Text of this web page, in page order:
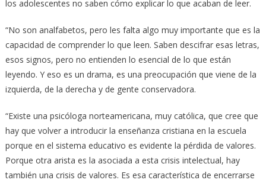
los adolescentes no saben cómo explicar lo que acaban de leer.
“No son analfabetos, pero les falta algo muy importante que es la
capacidad de comprender lo que leen. Saben descifrar esas letras,
esos signos, pero no entienden lo esencial de lo que están
leyendo. Y eso es un drama, es una preocupación que viene de la
izquierda, de la derecha y de gente conservadora.
“Existe una psicóloga norteamericana, muy católica, que cree que
hay que volver a introducir la enseñanza cristiana en la escuela
porque en el sistema educativo es evidente la pérdida de valores.
Porque otra arista es la asociada a esta crisis intelectual, hay
también una crisis de valores. Es esa característica de encerrarse